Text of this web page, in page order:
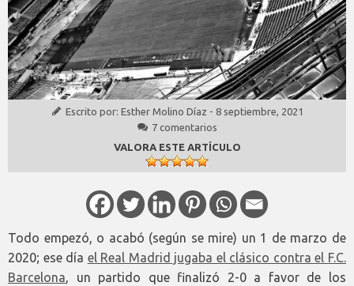
Escrito por: Esther Molino Díaz - 8 septiembre, 2021
7 comentarios
VALORA ESTE ARTÍCULO
Todo empezó, o acabó (según se mire) un 1 de marzo de
2020; ese día el Real Madrid jugaba el clásico contra el F.C.
Barcelona, un partido que finalizó 2-0 a favor de los